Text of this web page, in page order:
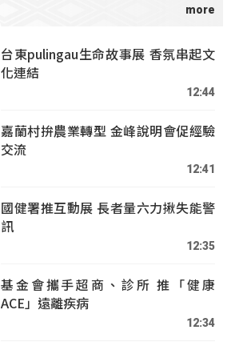
台東pulingau生命故事展 香氛串起文
化連結
12:44
嘉蘭村拚農業轉型 金峰說明會促經驗
交流
12:41
國健署推互動展 長者量六力揪失能警
訊
12:35
基金會攜手超商、診所 推「健康
ACE」遠離疾病
12:34